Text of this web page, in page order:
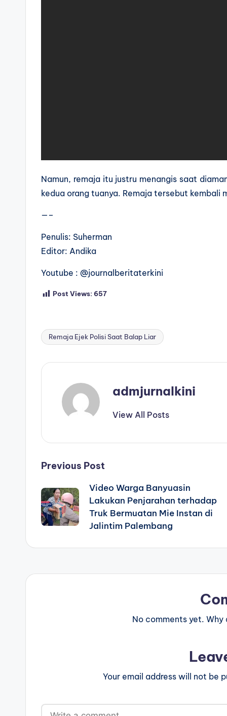
Namun, remaja itu justru menangis saat
kedua orang tuanya. Remaja tersebut kembali
—–
Penulis: Suherman
Editor: Andika
Youtube : @journalberitaterkini
Post Views:657
Tags:
Remaja Ejek Polisi Saat Balap Liar
admjurnalkini
View All Posts
Post
navigation
Previous Post
Video Warga Banyuasin
Lakukan Penjarahan terhadap
Truk Bermuatan Mie Instan di
Jalintim Palembang
No comments yet. Why
Your email address will not be